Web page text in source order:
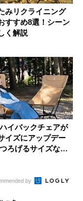
みリクライニング
すすめ8選！シーン
く解説
イバックチェアが
イズにアップデー
ろげるサイズなの
by